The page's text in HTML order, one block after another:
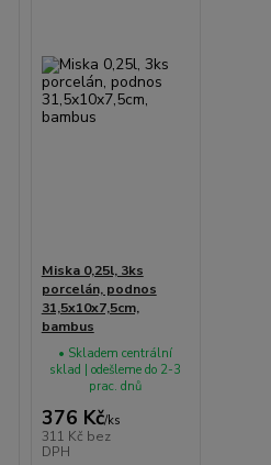
Miska 0,25l, 3ks
porcelán, podnos
31,5x10x7,5cm,
bambus
376 Kč/ks
311 Kč bez
DPH
• Skladem centrální
sklad | odešleme do 2-3
prac. dnů